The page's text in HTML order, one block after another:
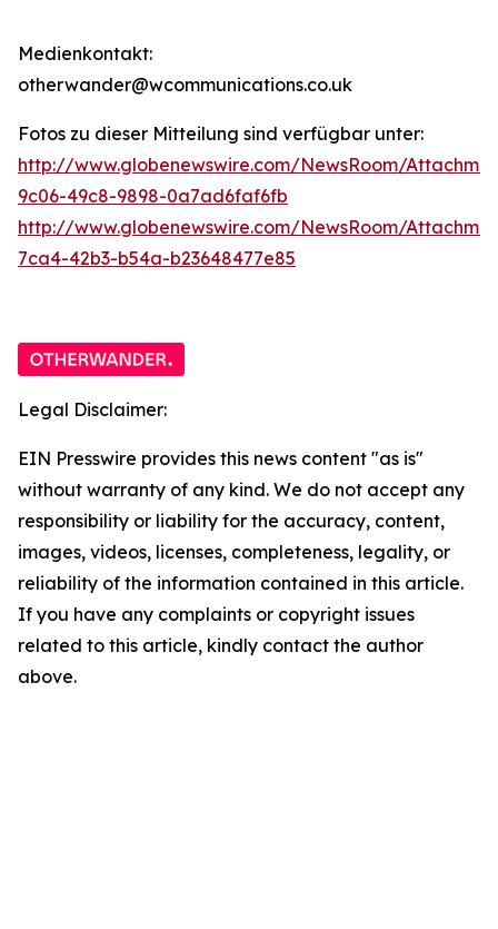
Medienkontakt:
otherwander@wcommunications.co.uk
Fotos zu dieser Mitteilung sind verfügbar unter:
http://www.globenewswire.com/NewsRoom/
9c06-49c8-9898-0a7ad6faf6fb
http://www.globenewswire.com/NewsRoom/
7ca4-42b3-b54a-b23648477e85
Legal Disclaimer:
EIN Presswire provides this news content "as is"
without warranty of any kind. We do not accept any
responsibility or liability for the accuracy, content,
images, videos, licenses, completeness, legality, or
reliability of the information contained in this article.
If you have any complaints or copyright issues
related to this article, kindly contact the author
above.